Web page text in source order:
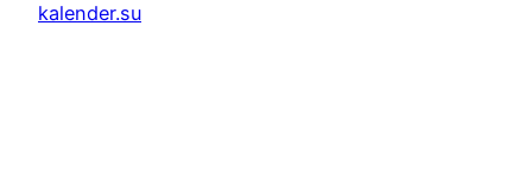
kalender.su